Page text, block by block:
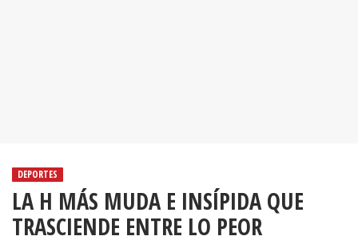
DEPORTES
LA H MÁS MUDA E INSÍPIDA QUE
TRASCIENDE ENTRE LO PEOR